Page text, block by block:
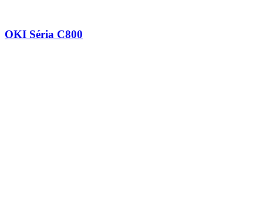
OKI Séria C800